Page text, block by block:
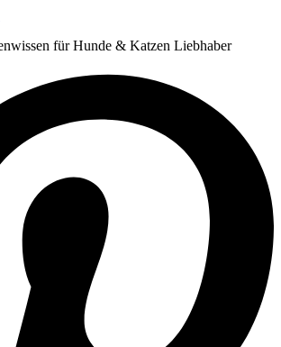
für Hunde & Katzen Liebhaber